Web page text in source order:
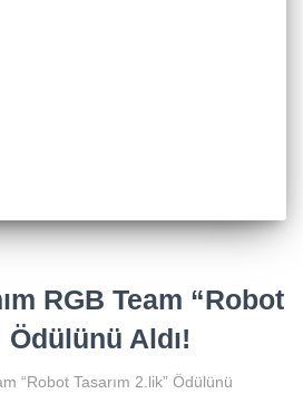
RGB Team “Robot
Ödülünü Aldı!
“Robot Tasarım 2.lik” Ödülünü